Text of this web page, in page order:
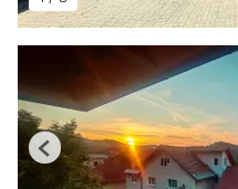
Previous